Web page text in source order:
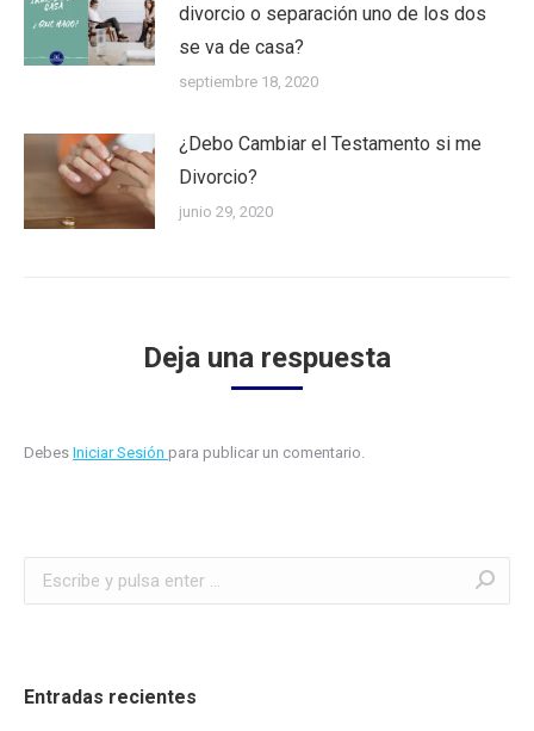
divorcio o separación uno de los dos
se va de casa?
septiembre 18, 2020
¿Debo Cambiar el Testamento si me
Divorcio?
junio 29, 2020
Deja una respuesta
Debes Iniciar Sesión para publicar un comentario.
Buscar:
Entradas recientes